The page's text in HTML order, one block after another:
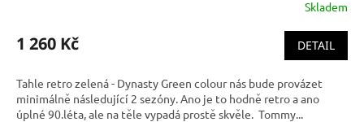
Skladem
1 260 Kč DETAIL
Tahle retro zelená - Dynasty Green colour nás bude provázet
minimálně následující 2 sezóny. Ano je to hodně retro a ano
úplné 90.léta, ale na těle vypadá prostě skvěle. Tommy...